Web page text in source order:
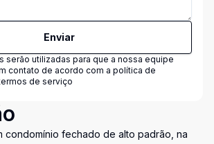
Enviar
serão utilizadas para que a nossa equipe
contato de acordo com a política de
de serviço
condomínio fechado de alto padrão, na